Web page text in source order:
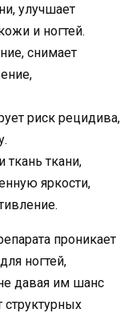
улучшает
и ногтей.
снимает
риск рецидива,
ткани,
яркости,
проникает
ногтей,
давая им шанс
структурных